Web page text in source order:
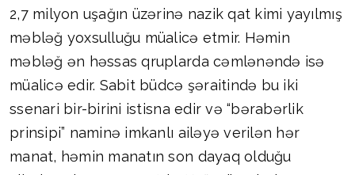
2,7 milyon uşağın üzərinə nazik qat kimi yayılmış
məbləğ yoxsulluğu müalicə etmir. Həmin
məbləğ ən həssas qruplarda cəmlənəndə isə
müalicə edir. Sabit büdcə şəraitində bu iki
ssenari bir-birini istisna edir və “bərabərlik
prinsipi” naminə imkanlı ailəyə verilən hər
manat, həmin manatın son dayaq olduğu